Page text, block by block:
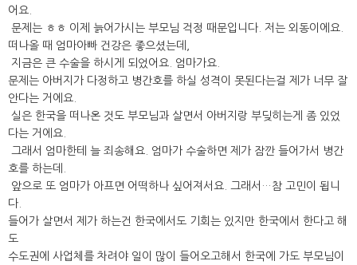
어요.
문제는 ㅎㅎ 이제 늙어가시는 부모님 걱정 때문입니다. 저는 외동이에요.
떠나올 때 엄마아빠 건강은 좋으셨는데,
지금은 큰 수술을 하시게 되었어요. 엄마가요.
문제는 아버지가 다정하고 병간호를 하실 성격이 못된다는걸 제가 너무 잘
안다는 거에요.
실은 한국을 떠나온 것도 부모님과 살면서 아버지랑 부딪히는게 좀 있었
다는 거에요.
그래서 엄마한테 늘 죄송해요. 엄마가 수술하면 제가 잠깐 들어가서 병간
호를 하는데.
앞으로 또 엄마가 아프면 어떡하나 싶어져서요. 그래서…참 고민이 됩니
다.
들어가 살면서 제가 하는건 한국에서도 기회는 있지만 한국에서 한다고 해
도
수도권에 사업체를 차려야 일이 많이 들어오고해서 한국에 가도 부모님이